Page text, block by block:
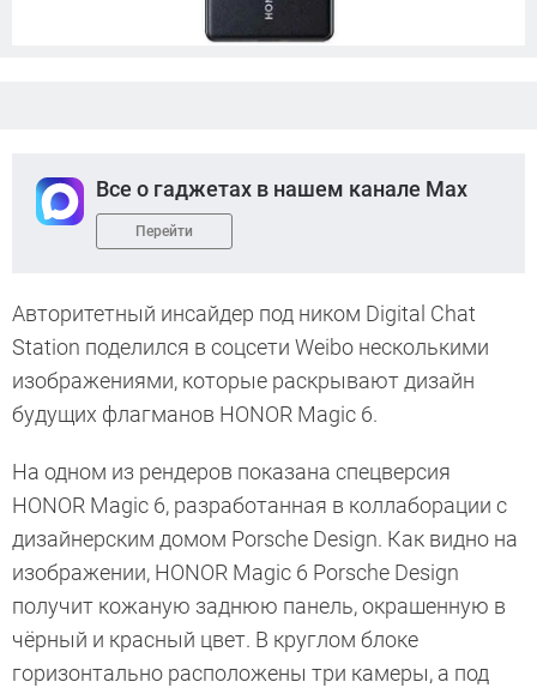
Все о гаджетах в нашем канале Max
Перейти
Авторитетный инсайдер под ником Digital Chat
Station поделился в соцсети Weibo несколькими
изображениями, которые раскрывают дизайн
будущих флагманов HONOR Magic 6.
На одном из рендеров показана спецверсия
HONOR Magic 6, разработанная в коллаборации с
дизайнерским домом Porsche Design. Как видно на
изображении, HONOR Magic 6 Porsche Design
получит кожаную заднюю панель, окрашенную в
чёрный и красный цвет. В круглом блоке
горизонтально расположены три камеры, а под